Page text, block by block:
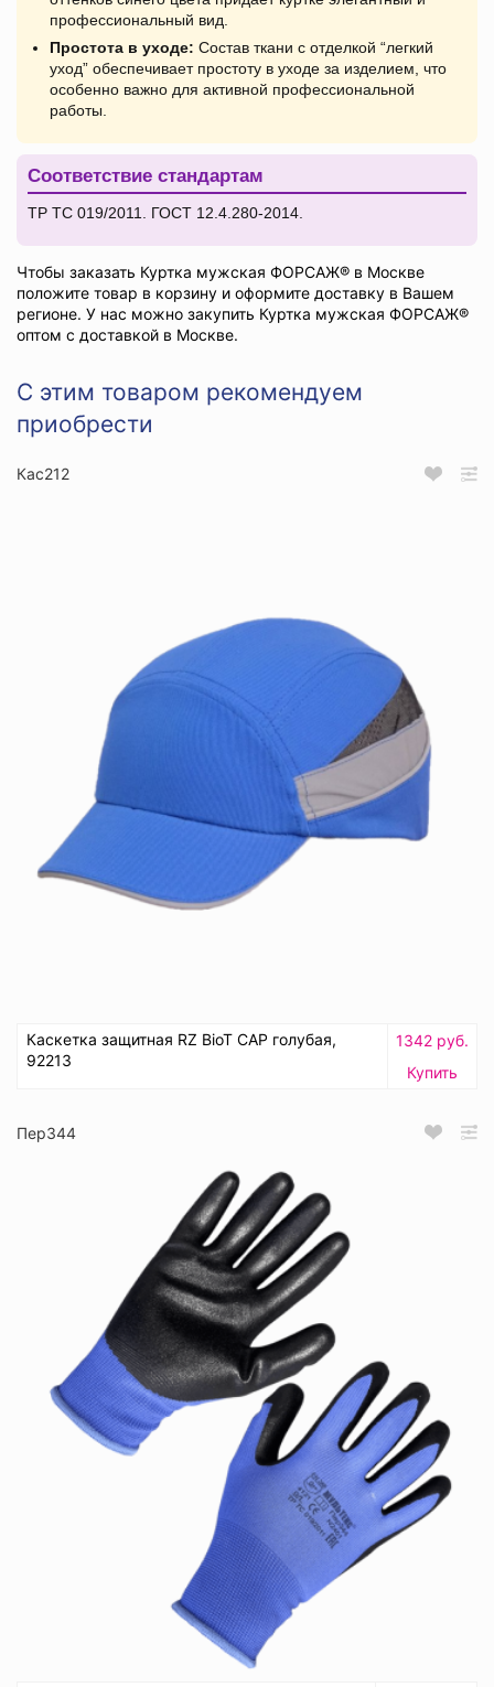
профессиональный вид.
Простота в уходе: Состав ткани с отделкой “легкий
уход” обеспечивает простоту в уходе за изделием, что
особенно важно для активной профессиональной
работы.
Соответствие стандартам
ТР ТС 019/2011. ГОСТ 12.4.280-2014.
Чтобы заказать Куртка мужская ФОРСАЖ® в Москве
положите товар в корзину и оформите доставку в Вашем
регионе. У нас можно закупить Куртка мужская ФОРСАЖ®
оптом с доставкой в Москве.
С этим товаром рекомендуем
приобрести
Кас212
Каскетка защитная RZ BioT CAP голубая,
92213
1342 руб.
Купить
Пер344